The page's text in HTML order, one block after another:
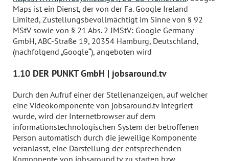
Maps ist ein Dienst, der von der Fa. Google Ireland
Limited, Zustellungsbevollmächtigt im Sinne von § 92
MStV sowie von § 21 Abs. 2 JMStV: Google Germany
GmbH, ABC-Straße 19, 20354 Hamburg, Deutschland,
(nachfolgend „Google“), angeboten wird
1.10 DER PUNKT GmbH | jobsaround.tv
Durch den Aufruf einer der Stellenanzeigen, auf welcher
eine Videokomponente von jobsaround.tv integriert
wurde, wird der Internetbrowser auf dem
informationstechnologischen System der betroffenen
Person automatisch durch die jeweilige Komponente
veranlasst, eine Darstellung der entsprechenden
Komponente von jobsaround.tv zu starten bzw.